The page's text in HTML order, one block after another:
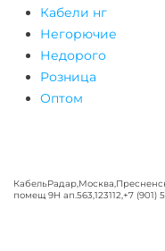
Кабели нг
Негорючие
Недорого
Розница
Оптом
КабельРадар Москва
помещ 9Н ап.563 123112 +7 (901)